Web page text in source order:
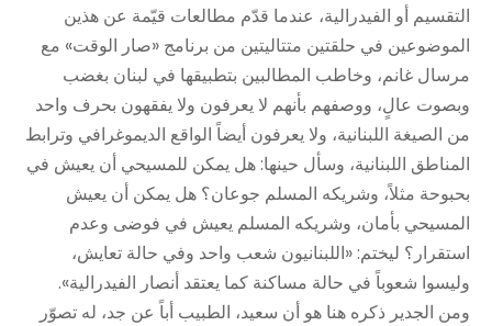
التقسيم أو الفيدرالية، عندما قدّم مطالعات قيّمة عن هذين
الموضوعين في حلقتين متتاليتين من برنامج «صار الوقت» مع
مرسال غانم، وخاطب المطالبين بتطبيقها في لبنان بغضب
وبصوت عالٍ، ووصفهم بأنهم لا يعرفون ولا يفقهون بحرف واحد
من الصيغة اللبنانية، ولا يعرفون أيضاً الواقع الديموغرافي وترابط
المناطق اللبنانية، وسأل حينها: هل يمكن للمسيحي أن يعيش في
بحبوحة مثلاً، وشريكه المسلم جوعان؟ هل يمكن أن يعيش
المسيحي بأمان، وشريكه المسلم يعيش في فوضى وعدم
استقرار؟ ليختم: «اللبنانيون شعب واحد وفي حالة تعايش،
وليسوا شعوباً في حالة مساكنة كما يعتقد أنصار الفيدرالية».
ومن الجدير ذكره هنا هو أن سعيد، الطبيب أباً عن جد، له تصوّر